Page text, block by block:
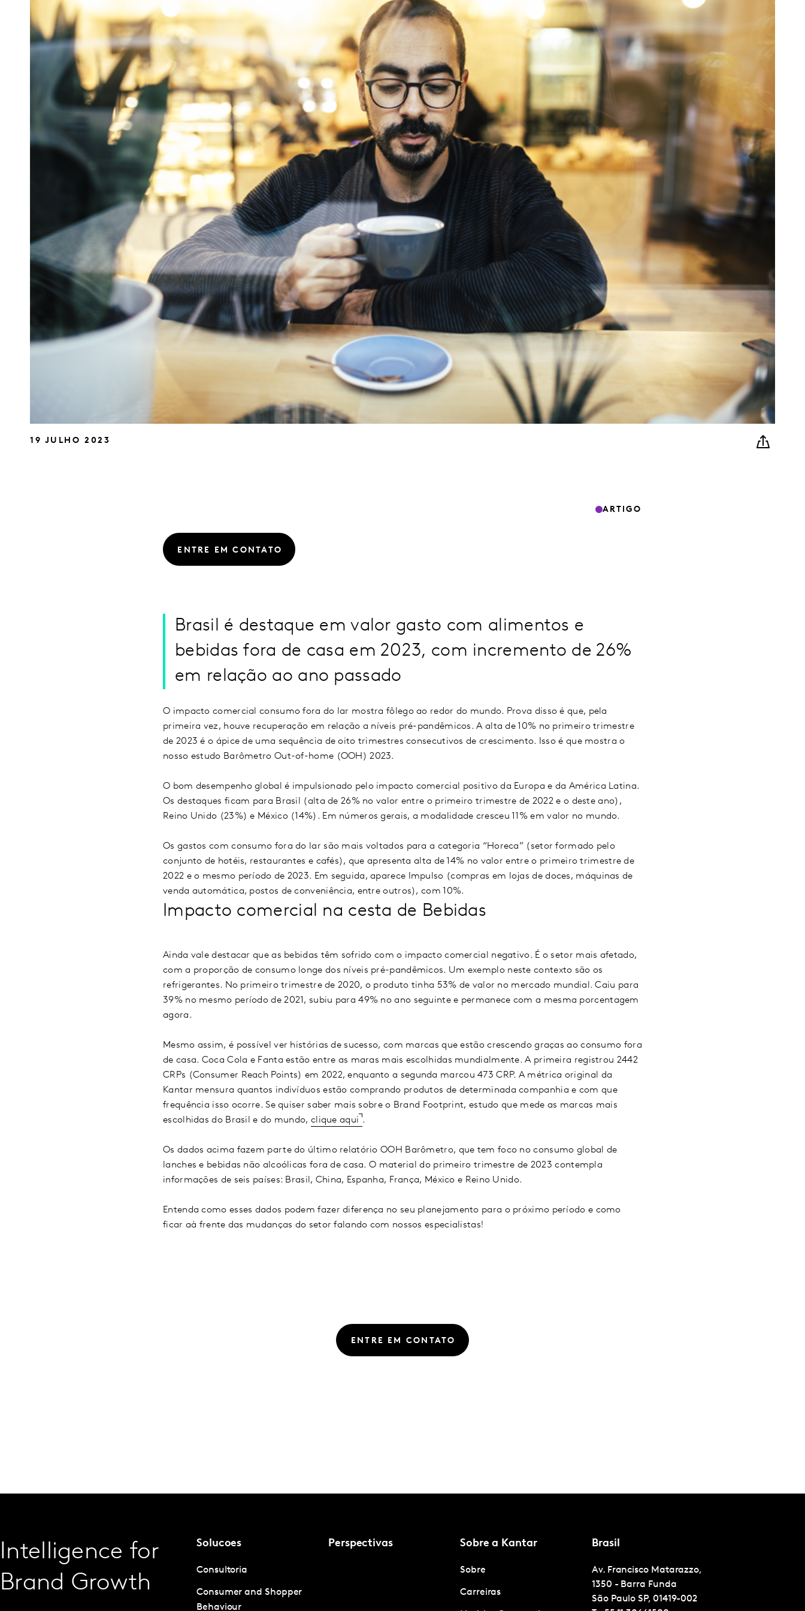
19 JULHO 2023
ARTIGO
ENTRE EM CONTATO
Brasil é destaque em valor gasto com alimentos e
bebidas fora de casa em 2023, com incremento de 26%
em relação ao ano passado
O impacto comercial consumo fora do lar mostra fôlego ao redor do mundo. Prova disso é que, pela
primeira vez, houve recuperação em relação a níveis pré-pandêmicos. A alta de 10% no primeiro trimestre
de 2023 é o ápice de uma sequência de oito trimestres consecutivos de crescimento. Isso é que mostra o
nosso estudo Barômetro Out-of-home (OOH) 2023.
O bom desempenho global é impulsionado pelo impacto comercial positivo da Europa e da América Latina.
Os destaques ficam para Brasil (alta de 26% no valor entre o primeiro trimestre de 2022 e o deste ano),
Reino Unido (23%) e México (14%). Em números gerais, a modalidade cresceu 11% em valor no mundo.
Os gastos com consumo fora do lar são mais voltados para a categoria “Horeca” (setor formado pelo
conjunto de hotéis, restaurantes e cafés), que apresenta alta de 14% no valor entre o primeiro trimestre de
2022 e o mesmo período de 2023. Em seguida, aparece Impulso (compras em lojas de doces, máquinas de
venda automática, postos de conveniência, entre outros), com 10%.
Impacto comercial na cesta de Bebidas
Ainda vale destacar que as bebidas têm sofrido com o impacto comercial negativo. É o setor mais afetado,
com a proporção de consumo longe dos níveis pré-pandêmicos. Um exemplo neste contexto são os
refrigerantes. No primeiro trimestre de 2020, o produto tinha 53% de valor no mercado mundial. Caiu para
39% no mesmo período de 2021, subiu para 49% no ano seguinte e permanece com a mesma porcentagem
agora.
Mesmo assim, é possível ver histórias de sucesso, com marcas que estão crescendo graças ao consumo fora
de casa. Coca Cola e Fanta estão entre as maras mais escolhidas mundialmente. A primeira registrou 2442
CRPs (Consumer Reach Points) em 2022, enquanto a segunda marcou 473 CRP. A métrica original da
Kantar mensura quantos indivíduos estão comprando produtos de determinada companhia e com que
frequência isso ocorre. Se quiser saber mais sobre o Brand Footprint, estudo que mede as marcas mais
escolhidas do Brasil e do mundo, clique aqui .
Os dados acima fazem parte do último relatório OOH Barômetro, que tem foco no consumo global de
lanches e bebidas não alcoólicas fora de casa. O material do primeiro trimestre de 2023 contempla
informações de seis países: Brasil, China, Espanha, França, México e Reino Unido.
Entenda como esses dados podem fazer diferença no seu planejamento para o próximo período e como
ficar aà frente das mudanças do setor falando com nossos especialistas!
ENTRE EM CONTATO
Intelligence for
Brand Growth
Solucoes
Consultoria
Consumer and Shopper
Behaviour
Perspectivas Sobre a Kantar
Sobre
Carreiras
Brasil
Av. Francisco Matarazzo,
1350 - Barra Funda
São Paulo SP, 01419-002